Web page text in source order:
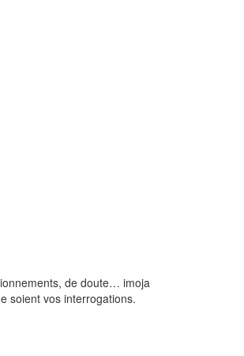
de doute… imoja
soient vos interrogations.